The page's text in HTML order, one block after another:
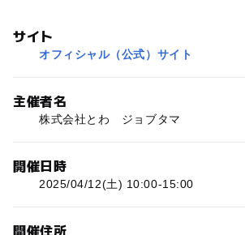
サイト
オフィシャル（公式）サイト
主催者名
株式会社とわ ジョブタマ
開催日時
2025/04/12(土) 10:00-15:00
開催住所